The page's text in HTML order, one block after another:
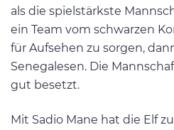
als die spielstärkste
ein Team vom schwarzen
für Aufsehen zu sorgen,
Senegalesen. Die
gut besetzt.
Mit Sadio Mane hat die Elf